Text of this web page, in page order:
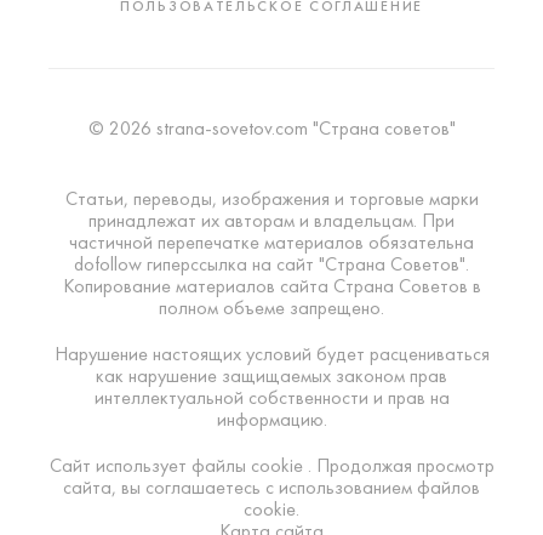
ПОЛЬЗОВАТЕЛЬСКОЕ СОГЛАШЕНИЕ
© 2026 strana-sovetov.com "Страна советов"
Статьи, переводы, изображения и торговые марки
принадлежат их авторам и владельцам. При
частичной перепечатке материалов обязательна
dofollow гиперссылка на сайт "Страна Советов".
Копирование материалов сайта Страна Советов в
полном объеме запрещено.
Нарушение настоящих условий будет расцениваться
как нарушение защищаемых законом прав
интеллектуальной собственности и прав на
информацию.
Сайт использует файлы cookie . Продолжая просмотр
сайта, вы соглашаетесь с использованием файлов
cookie.